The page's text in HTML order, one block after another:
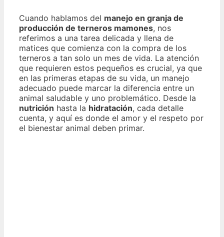
Cuando hablamos del manejo en granja de
producción de terneros mamones, nos
referimos a una tarea delicada y llena de
matices que comienza con la compra de los
terneros a tan solo un mes de vida. La atención
que requieren estos pequeños es crucial, ya que
en las primeras etapas de su vida, un manejo
adecuado puede marcar la diferencia entre un
animal saludable y uno problemático. Desde la
nutrición hasta la hidratación, cada detalle
cuenta, y aquí es donde el amor y el respeto por
el bienestar animal deben primar.